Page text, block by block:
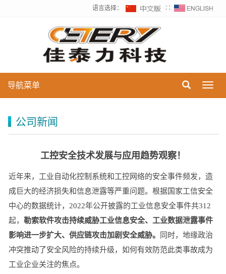
语言选择： ∷
导航菜单
公司新闻
工控安全技术发展与应用趋势观察！
近年来，工业自动化控制系统和工控网络的安全事件频发，造
成巨大的经济损失和信息泄露等严重问题。根据国家工信安全
中心的数据统计，2022年公开披露的工业信息安全事件共312
起， 勒索软件攻击持续威胁工业信息安全、工业数据泄露事件
影响进一步扩大、供应链攻击加剧安全威胁。
同时，地缘政治
冲突推动了安全风险的持续升级，如何有效防范此类事故成为
工业企业关注的焦点。